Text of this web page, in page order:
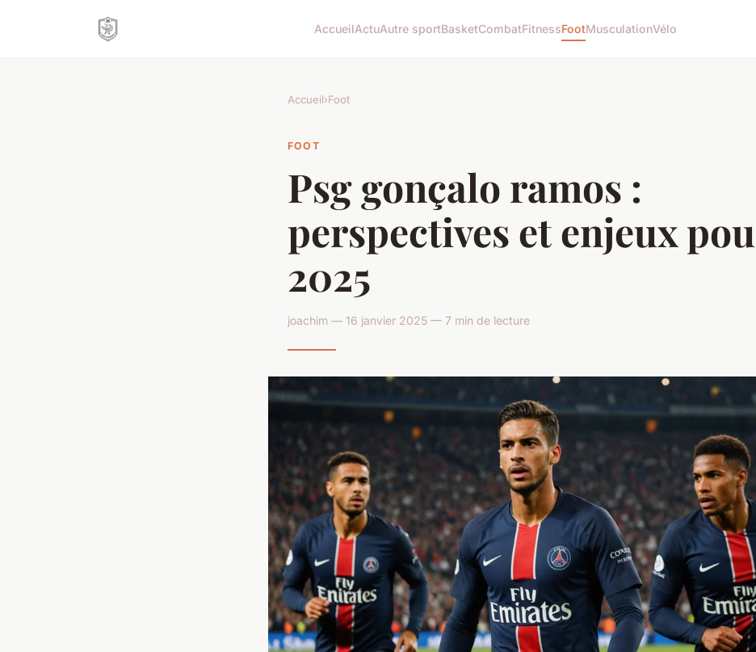
AccueilActuAutre sportBasketCombatFitnessFootMusculationVélo
Accueil›Foot
FOOT
Psg gonçalo ramos :
perspectives et enjeux
2025
joachim — 16 janvier 2025 — 7 min de lecture